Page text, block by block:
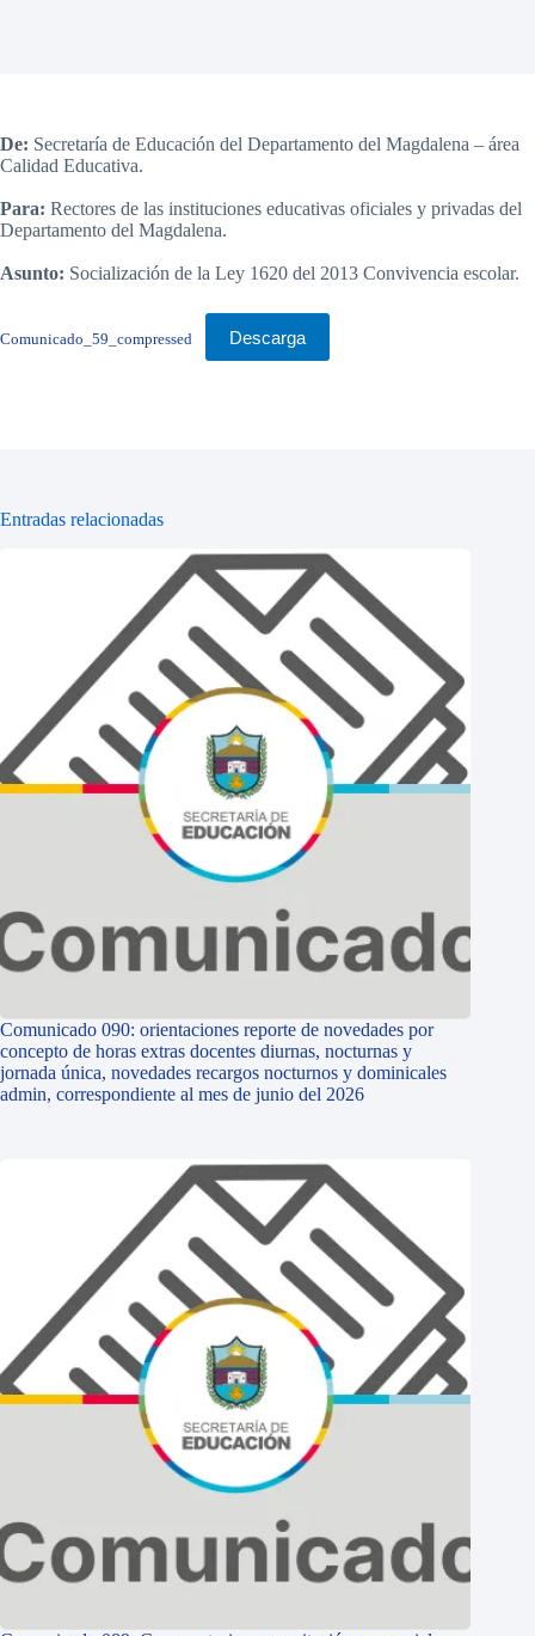
De: Secretaría de Educación del Departamento del Magdalena – área
Calidad Educativa.
Para: Rectores de las instituciones educativas oficiales y privadas del
Departamento del Magdalena.
Asunto: Socialización de la Ley 1620 del 2013 Convivencia escolar.
Comunicado_59_compressed Descarga
Entradas relacionadas
Comunicado 090: orientaciones reporte de novedades por
concepto de horas extras docentes diurnas, nocturnas y
jornada única, novedades recargos nocturnos y dominicales
admin, correspondiente al mes de junio del 2026